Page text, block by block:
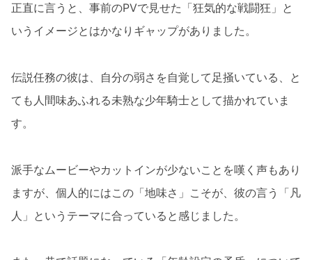
正直に言うと、事前のPVで見せた「狂気的な戦闘狂」と
いうイメージとはかなりギャップがありました。
伝説任務の彼は、自分の弱さを自覚して足掻いている、と
ても人間味あふれる未熟な少年騎士として描かれていま
す。
派手なムービーやカットインが少ないことを嘆く声もあり
ますが、個人的にはこの「地味さ」こそが、彼の言う「凡
人」というテーマに合っていると感じました。